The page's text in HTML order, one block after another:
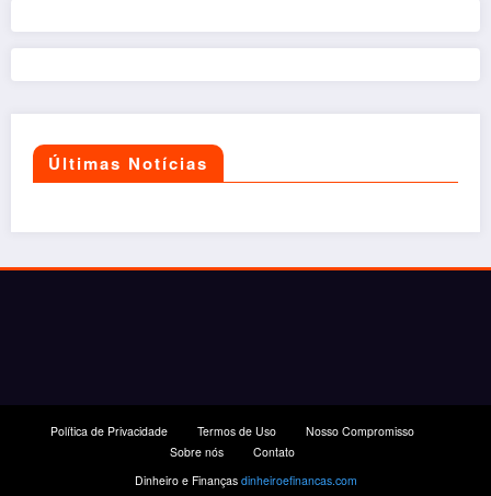
Últimas Notícias
Política de Privacidade Termos de Uso
Nosso Compromisso
Sobre nós
Contato
Dinheiro e Finanças dinheiroefinancas.com